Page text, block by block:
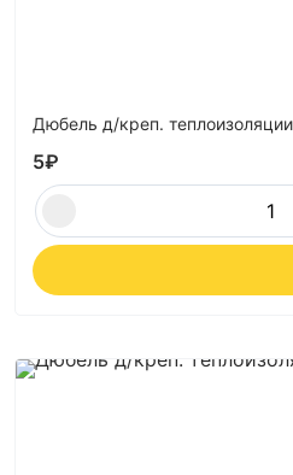
Дюбель д/креп.
5₽